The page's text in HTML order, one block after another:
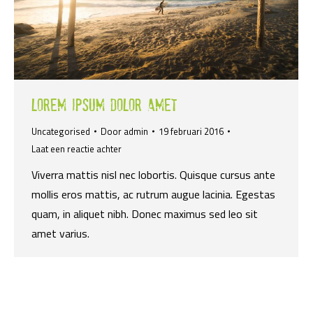
Lorem ipsum dolor amet
Uncategorised Door admin
19 februari 2016
Laat een reactie achter
Viverra mattis nisl nec lobortis. Quisque cursus ante
mollis eros mattis, ac rutrum augue lacinia. Egestas
quam, in aliquet nibh. Donec maximus sed leo sit
amet varius.